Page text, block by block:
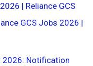
| Reliance GCS
GCS Jobs 2026 |
2026: Notification